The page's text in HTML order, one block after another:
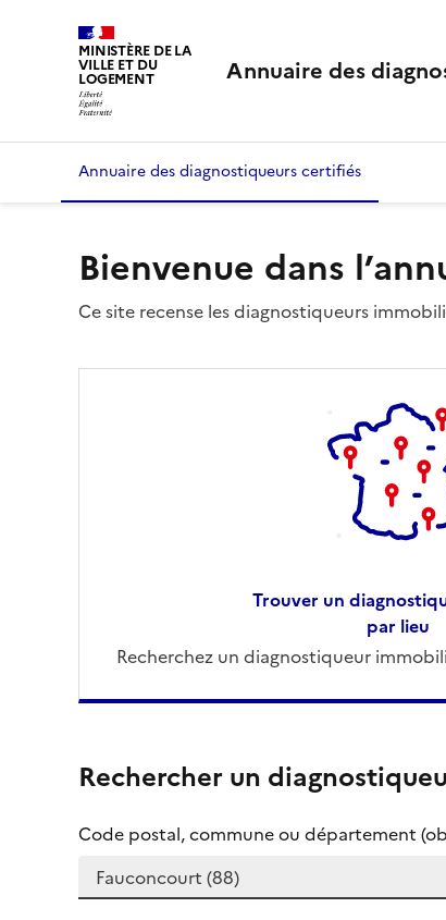
MINISTÈRE DE LA
VILLE ET DU
LOGEMENT Annuaire des
Annuaire des diagnostiqueurs certifiés
Bienvenue dans
Ce site recense les diagnostiqueurs
Trouver un
par lieu
Recherchez un diagnostiqueur
Rechercher un
Code postal, commune ou département